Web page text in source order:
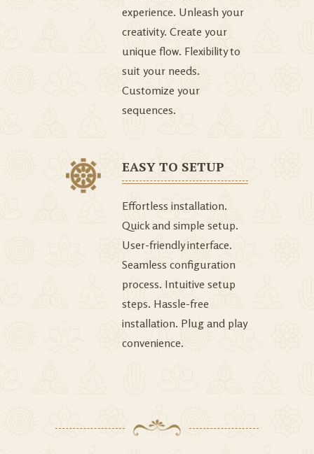
experience. Unleash your
creativity. Create your
unique flow. Flexibility to
suit your needs.
Customize your
sequences.
EASY TO SETUP
Effortless installation.
Quick and simple setup.
User-friendly interface.
Seamless configuration
process. Intuitive setup
steps. Hassle-free
installation. Plug and play
convenience.